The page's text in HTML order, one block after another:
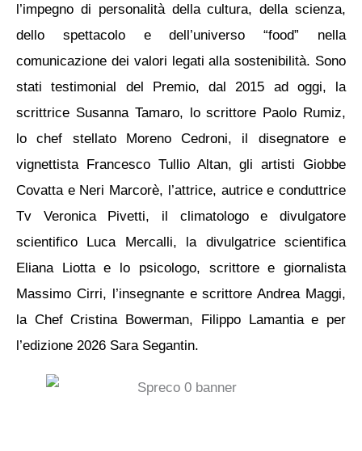
l’impegno di personalità della cultura, della scienza,
dello spettacolo e dell’universo “food” nella
comunicazione dei valori legati alla sostenibilità. Sono
stati testimonial del Premio, dal 2015 ad oggi, la
scrittrice Susanna Tamaro, lo scrittore Paolo Rumiz,
lo chef stellato Moreno Cedroni, il disegnatore e
vignettista Francesco Tullio Altan, gli artisti Giobbe
Covatta e Neri Marcorè, l’attrice, autrice e conduttrice
Tv Veronica Pivetti, il climatologo e divulgatore
scientifico Luca Mercalli, la divulgatrice scientifica
Eliana Liotta e lo psicologo, scrittore e giornalista
Massimo Cirri, l’insegnante e scrittore Andrea Maggi,
la Chef Cristina Bowerman, Filippo Lamantia e per
l’edizione 2026 Sara Segantin.